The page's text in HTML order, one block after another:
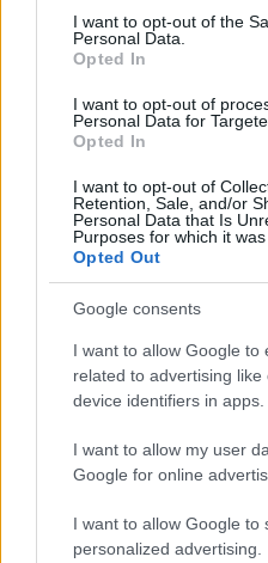
consent section.
I want to opt-out of the
Personal Data.
Opted In
I want to opt-out of
Personal Data for
Opted In
I want to opt-out of
Retention, Sale, and/or
Personal Data that Is
Purposes for which it was
Opted Out
Google consents
I want to allow Google to
related to advertising
device identifiers in apps.
I want to allow my user
Google for online
I want to allow Google to
personalized advertising.
ΠΑΟΚ
Share:
ενημερωθείτε πρώτοι για
τελευταία νέατης ημέρας
Πιο
Κωνσταντίνος
Νίκα κάνουν
με τα δύο παιδιά
Η Άννα Βίσση
έπαιζε Τσιτσάνη
πρότεινε